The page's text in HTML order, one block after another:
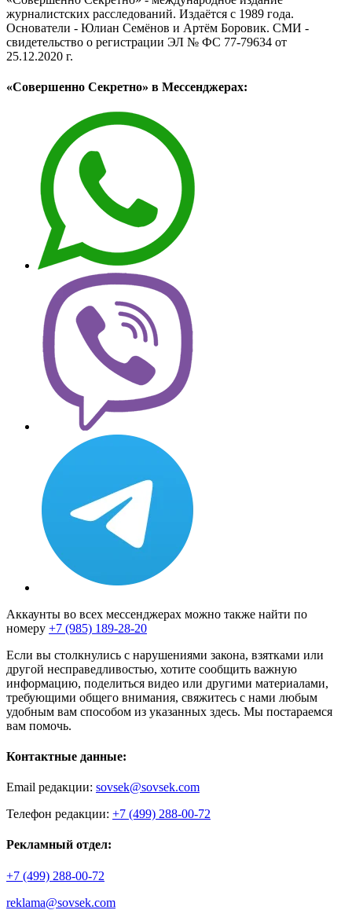
журналистских расследований. Издаётся с 1989 года.
Основатели - Юлиан Семёнов и Артём Боровик. CМИ -
свидетельство о регистрации ЭЛ № ФС 77-79634 от
25.12.2020 г.
«Совершенно Секретно» в Мессенджерах:
Аккаунты во всех мессенджерах можно также найти по
номеру +7 (985) 189-28-20
Если вы столкнулись с нарушениями закона, взятками или
другой несправедливостью, хотите сообщить важную
информацию, поделиться видео или другими материалами,
требующими общего внимания, свяжитесь с нами любым
удобным вам способом из указанных здесь. Мы постараемся
вам помочь.
Контактные данные:
Email редакции: sovsek@sovsek.com
Телефон редакции: +7 (499) 288-00-72
Рекламный отдел:
+7 (499) 288-00-72
reklama@sovsek.com